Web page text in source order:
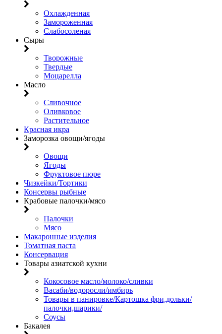
Охлажденная
Замороженная
Слабосоленая
Сыры
Творожные
Твердые
Моцарелла
Масло
Сливочное
Оливковое
Растительное
Красная икра
Заморозка овощи/ягоды
Овощи
Ягоды
Фруктовое пюре
Чизкейки/Тортики
Консервы рыбные
Крабовые палочки/мясо
Палочки
Мясо
Макаронные изделия
Томатная паста
Консервация
Товары азиатской кухни
Кокосовое масло/молоко/сливки
Васаби/водоросли/имбирь
Товары в панировке/Картошка фри,дольки/
палочки,шарики/
Соусы
Бакалея